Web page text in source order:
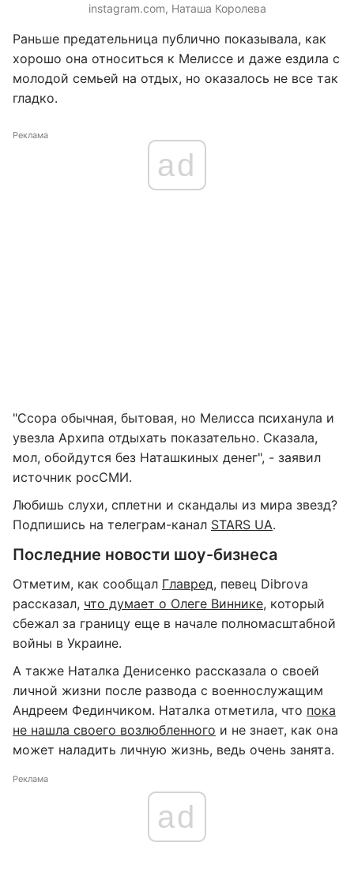
instagram.com, Наташа Королева
Раньше предательница публично показывала, как
хорошо она относиться к Мелиссе и даже ездила с
молодой семьей на отдых, но оказалось не все так
гладко.
Реклама
ad
"Ссора обычная, бытовая, но Мелисса психанула и
увезла Архипа отдыхать показательно. Сказала,
мол, обойдутся без Наташкиных денег", - заявил
источник росСМИ.
Любишь слухи, сплетни и скандалы из мира звезд?
Подпишись на телеграм-канал STARS UA.
Последние новости шоу-бизнеса
Отметим, как сообщал Главред, певец Dibrova
рассказал, что думает о Олеге Виннике, который
сбежал за границу еще в начале полномасштабной
войны в Украине.
А также Наталка Денисенко рассказала о своей
личной жизни после развода с военнослужащим
Андреем Фединчиком. Наталка отметила, что пока
не нашла своего возлюбленного и не знает, как она
может наладить личную жизнь, ведь очень занята.
Реклама
ad